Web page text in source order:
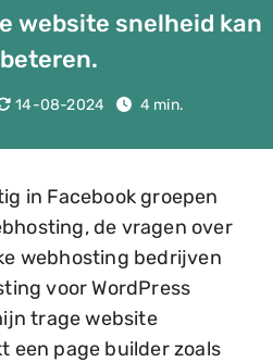
website snelheid kan
14-08-2024 4 min.
in Facebook groepen
de vragen over
webhosting bedrijven
voor WordPress
trage website
een page builder zoals